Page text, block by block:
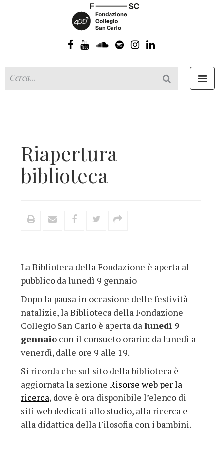
Riapertura
biblioteca
La Biblioteca della Fondazione è aperta al
pubblico da lunedì 9 gennaio
Dopo la pausa in occasione delle festività
natalizie, la Biblioteca della Fondazione
Collegio San Carlo è aperta dalunedì 9
gennaio con il consueto orario: da lunedì a
venerdì, dalle ore 9 alle 19.
Si ricorda che sul sito della biblioteca è
aggiornata la sezione Risorse web per la
ricerca, dove è ora disponibile l’elenco di
siti web dedicati allo studio, alla ricerca e
alla didattica della Filosofia con i bambini.